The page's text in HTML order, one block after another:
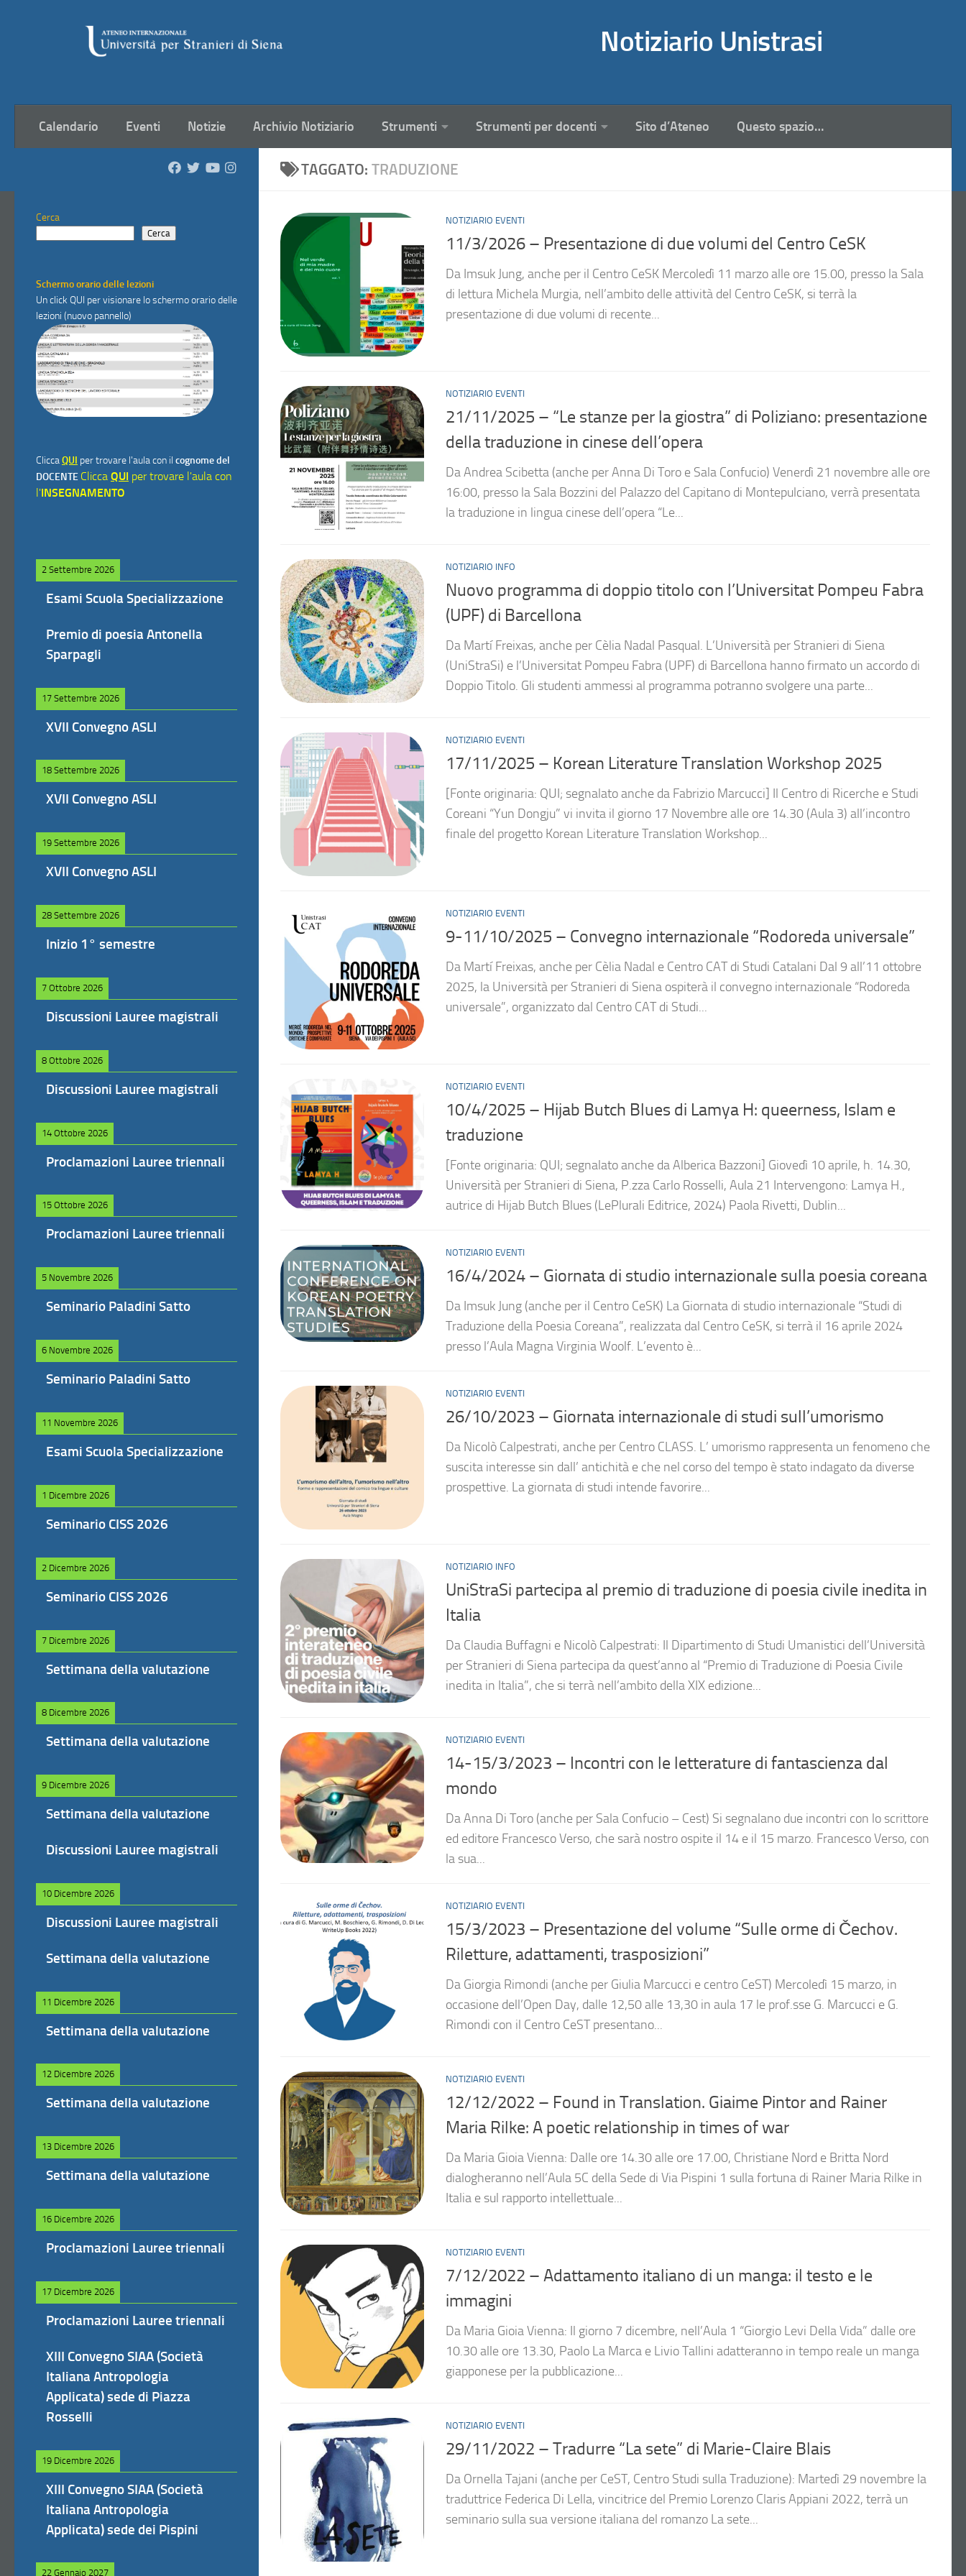
Notiziario Unistrasi
Calendario Eventi Notizie Archivio Notiziario Strumenti Strumenti per docenti Sito d’Ateneo Questo spazio…
TAGGATO: TRADUZIONE
NOTIZIARIO EVENTI
11/3/2026 – Presentazione di due volumi del Centro CeSK
Da Imsuk Jung, anche per il Centro CeSK Mercoledì 11 marzo alle ore 15.00, presso la Sala
di lettura Michela Murgia, nell’ambito delle attività del Centro CeSK, si terrà la
presentazione di due volumi di recente...
NOTIZIARIO EVENTI
21/11/2025 – “Le stanze per la giostra” di Poliziano: presentazione
della traduzione in cinese dell’opera
Da Andrea Scibetta (anche per Anna Di Toro e Sala Confucio) Venerdì 21 novembre alle ore
16:00, presso la Sala Bozzini del Palazzo del Capitano di Montepulciano, verrà presentata
la traduzione in lingua cinese dell’opera “Le...
NOTIZIARIO INFO
Nuovo programma di doppio titolo con l’Universitat Pompeu Fabra
(UPF) di Barcellona
Da Martí Freixas, anche per Cèlia Nadal Pasqual. L’Università per Stranieri di Siena
(UniStraSi) e l’Universitat Pompeu Fabra (UPF) di Barcellona hanno firmato un accordo di
Doppio Titolo. Gli studenti ammessi al programma potranno svolgere una parte...
NOTIZIARIO EVENTI
17/11/2025 – Korean Literature Translation Workshop 2025
[Fonte originaria: QUI; segnalato anche da Fabrizio Marcucci] Il Centro di Ricerche e Studi
Coreani “Yun Dongju” vi invita il giorno 17 Novembre alle ore 14.30 (Aula 3) all’incontro
finale del progetto Korean Literature Translation Workshop...
NOTIZIARIO EVENTI
9-11/10/2025 – Convegno internazionale “Rodoreda universale”
Da Martí Freixas, anche per Cèlia Nadal e Centro CAT di Studi Catalani Dal 9 all’11 ottobre
2025, la Università per Stranieri di Siena ospiterà il convegno internazionale “Rodoreda
universale”, organizzato dal Centro CAT di Studi...
NOTIZIARIO EVENTI
10/4/2025 – Hijab Butch Blues di Lamya H: queerness, Islam e
traduzione
[Fonte originaria: QUI; segnalato anche da Alberica Bazzoni] Giovedì 10 aprile, h. 14.30,
Università per Stranieri di Siena, P.zza Carlo Rosselli, Aula 21 Intervengono: Lamya H.,
autrice di Hijab Butch Blues (LePlurali Editrice, 2024) Paola Rivetti, Dublin...
NOTIZIARIO EVENTI
16/4/2024 – Giornata di studio internazionale sulla poesia coreana
Da Imsuk Jung (anche per il Centro CeSK) La Giornata di studio internazionale “Studi di
Traduzione della Poesia Coreana”, realizzata dal Centro CeSK, si terrà il 16 aprile 2024
presso l’Aula Magna Virginia Woolf. L’evento è...
NOTIZIARIO EVENTI
26/10/2023 – Giornata internazionale di studi sull’umorismo
Da Nicolò Calpestrati, anche per Centro CLASS. L’ umorismo rappresenta un fenomeno che
suscita interesse sin dall’ antichità e che nel corso del tempo è stato indagato da diverse
prospettive. La giornata di studi intende favorire...
NOTIZIARIO INFO
UniStraSi partecipa al premio di traduzione di poesia civile inedita in
Italia
Da Claudia Buffagni e Nicolò Calpestrati: Il Dipartimento di Studi Umanistici dell’Università
per Stranieri di Siena partecipa da quest’anno al “Premio di Traduzione di Poesia Civile
inedita in Italia”, che si terrà nell’ambito della XIX edizione...
NOTIZIARIO EVENTI
14-15/3/2023 – Incontri con le letterature di fantascienza dal
mondo
Da Anna Di Toro (anche per Sala Confucio – Cest) Si segnalano due incontri con lo scrittore
ed editore Francesco Verso, che sarà nostro ospite il 14 e il 15 marzo. Francesco Verso, con
la sua...
NOTIZIARIO EVENTI
15/3/2023 – Presentazione del volume “Sulle orme di Čechov.
Riletture, adattamenti, trasposizioni”
Da Giorgia Rimondi (anche per Giulia Marcucci e centro CeST) Mercoledì 15 marzo, in
occasione dell’Open Day, dalle 12,50 alle 13,30 in aula 17 le prof.sse G. Marcucci e G.
Rimondi con il Centro CeST presentano...
NOTIZIARIO EVENTI
12/12/2022 – Found in Translation. Giaime Pintor and Rainer
Maria Rilke: A poetic relationship in times of war
Da Maria Gioia Vienna: Dalle ore 14.30 alle ore 17.00, Christiane Nord e Britta Nord
dialogheranno nell’Aula 5C della Sede di Via Pispini 1 sulla fortuna di Rainer Maria Rilke in
Italia e sul rapporto intellettuale...
NOTIZIARIO EVENTI
7/12/2022 – Adattamento italiano di un manga: il testo e le
immagini
Da Maria Gioia Vienna: Il giorno 7 dicembre, nell’Aula 1 “Giorgio Levi Della Vida” dalle ore
10.30 alle ore 13.30, Paolo La Marca e Livio Tallini adatteranno in tempo reale un manga
giapponese per la pubblicazione...
NOTIZIARIO EVENTI
29/11/2022 – Tradurre “La sete” di Marie-Claire Blais
Da Ornella Tajani (anche per CeST, Centro Studi sulla Traduzione): Martedì 29 novembre la
traduttrice Federica Di Lella, vincitrice del Premio Lorenzo Claris Appiani 2022, terrà un
seminario sulla sua versione italiana del romanzo La sete...
Cerca
Cerca
Schermo orario delle lezioni
Un click QUI per visionare lo schermo orario delle
lezioni (nuovo pannello)
CliccaQUI per trovare l'aula con il cognome del
DOCENTE Clicca QUI per trovare l'aula con
l'INSEGNAMENTO
2 Settembre 2026
Esami Scuola Specializzazione
Premio di poesia Antonella
Sparpagli
17 Settembre 2026
XVII Convegno ASLI
18 Settembre 2026
XVII Convegno ASLI
19 Settembre 2026
XVII Convegno ASLI
28 Settembre 2026
Inizio 1° semestre
7 Ottobre 2026
Discussioni Lauree magistrali
8 Ottobre 2026
Discussioni Lauree magistrali
14 Ottobre 2026
Proclamazioni Lauree triennali
15 Ottobre 2026
Proclamazioni Lauree triennali
5 Novembre 2026
Seminario Paladini Satto
6 Novembre 2026
Seminario Paladini Satto
11 Novembre 2026
Esami Scuola Specializzazione
1 Dicembre 2026
Seminario CISS 2026
2 Dicembre 2026
Seminario CISS 2026
7 Dicembre 2026
Settimana della valutazione
8 Dicembre 2026
Settimana della valutazione
9 Dicembre 2026
Settimana della valutazione
Discussioni Lauree magistrali
10 Dicembre 2026
Discussioni Lauree magistrali
Settimana della valutazione
11 Dicembre 2026
Settimana della valutazione
12 Dicembre 2026
Settimana della valutazione
13 Dicembre 2026
Settimana della valutazione
16 Dicembre 2026
Proclamazioni Lauree triennali
17 Dicembre 2026
Proclamazioni Lauree triennali
XIII Convegno SIAA (Società
Italiana Antropologia
Applicata) sede di Piazza
Rosselli
19 Dicembre 2026
XIII Convegno SIAA (Società
Italiana Antropologia
Applicata) sede dei Pispini
22 Gennaio 2027